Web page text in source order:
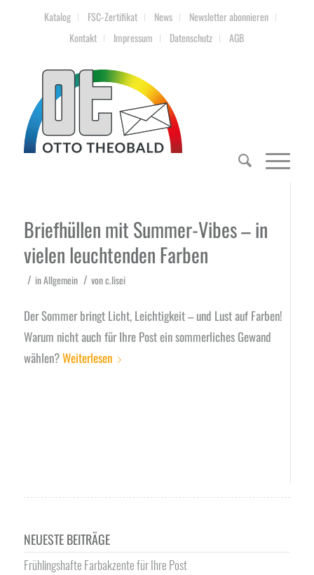
Katalog FSC-Zertifikat News
Newsletter abonnieren
Kontakt
Impressum Datenschutz AGB
Briefhüllen mit Summer-Vibes – in
vielen leuchtenden Farben
/ inAllgemein / vonc.lisei
Der Sommer bringt Licht, Leichtigkeit – und Lust auf Farben!
Warum nicht auch für Ihre Post ein sommerliches Gewand
wählen?Weiterlesen
NEUESTE BEITRÄGE
Frühlingshafte Farbakzente für Ihre Post